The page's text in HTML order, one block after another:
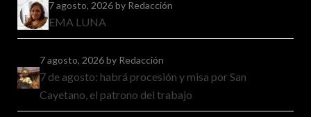
7 agosto, 2026by Redacción
EMA LUNA
7 agosto, 2026by Redacción
7 de agosto: habrá procesión y misa por San
Cayetano, el patrono del trabajo